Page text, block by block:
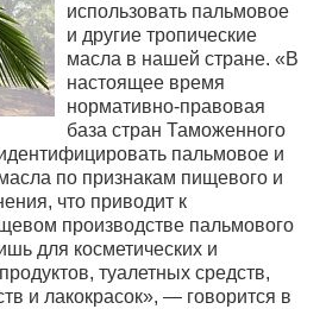
использовать пальмовое
и другие тропические
масла в нашей стране. «В
настоящее время
нормативно-правовая
база стран Таможенного
пальмовое и
по признакам пищевого и
что приводит к
производстве пальмового
для косметических и
туалетных средств,
и лакокрасок», — говорится в